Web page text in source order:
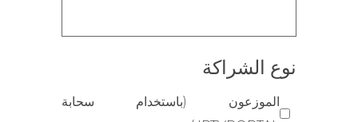
نوع الشراكة
الموزعون (باستخدام سحابة